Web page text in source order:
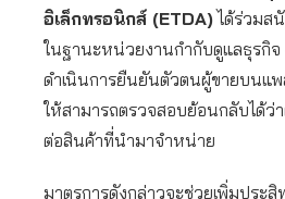
อิเล็กทรอนิกส์ (ETDA)ได้ร่วมส
ในฐานะหน่วยงานกำกับดูแลธุรกิจ
ดำเนินการยืนยันตัวตนผู้ขายบนแ
ให้สามารถตรวจสอบย้อนกลับได้ว่
ต่อสินค้าที่นำมาจำหน่าย
มาตรการดังกล่าวจะช่วยเพิ่มประ